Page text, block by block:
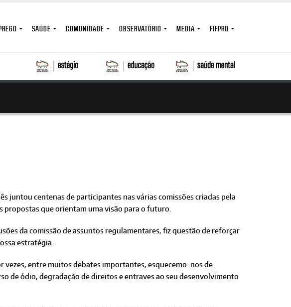
SAÚDE COMUNIDADE OBSERVATÓRIO MEDIA FIFPRO
juntou centenas de participantes nas várias comissões criadas pela
propostas que orientam uma visão para o futuro.
da comissão de assuntos regulamentares, fiz questão de reforçar
estratégia.
vezes, entre muitos debates importantes, esquecemo-nos de
de ódio, degradação de direitos e entraves ao seu desenvolvimento